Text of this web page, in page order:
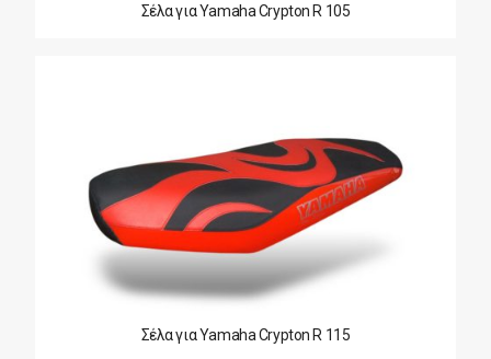
Σέλα για Yamaha Crypton R 105
Σέλα για Yamaha Crypton R 115